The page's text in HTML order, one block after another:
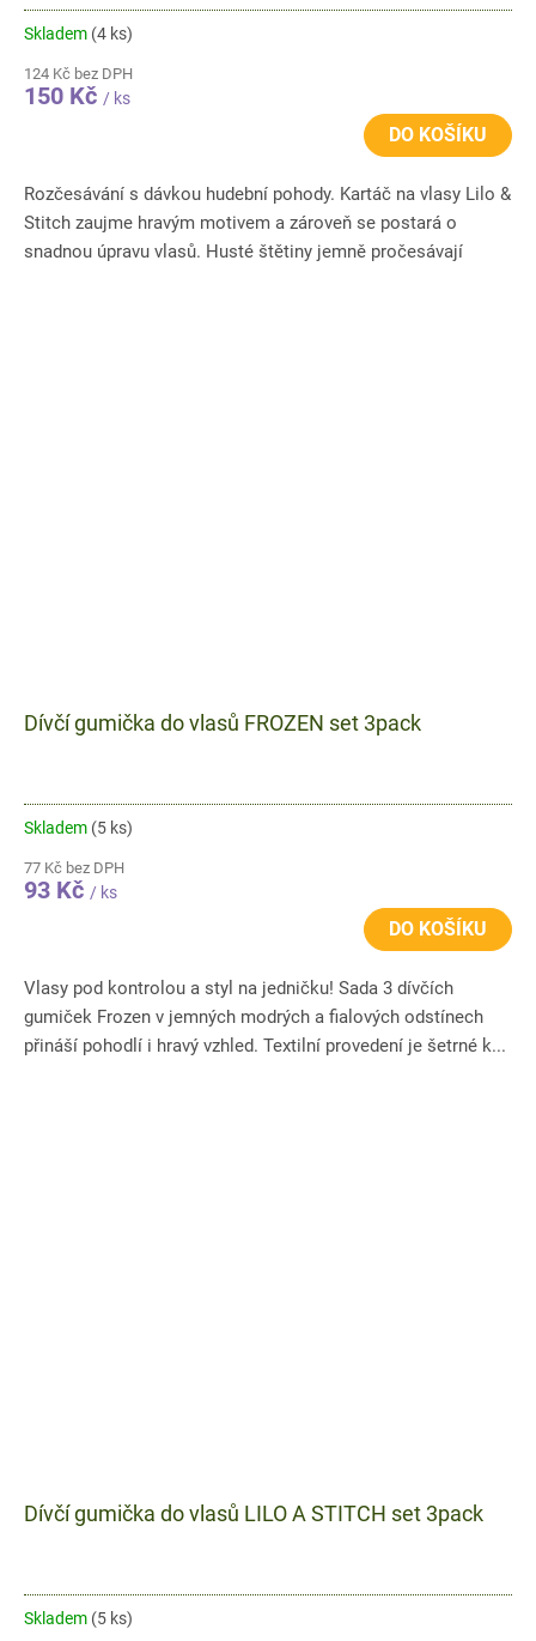
Skladem (4 ks)
124 Kč bez DPH
150 Kč / ks
DO KOŠÍKU
Rozčesávání s dávkou hudební pohody. Kartáč na vlasy Lilo &
Stitch zaujme hravým motivem a zároveň se postará o
snadnou úpravu vlasů. Husté štětiny jemně pročesávají
Dívčí gumička do vlasů FROZEN set 3pack
Skladem (5 ks)
77 Kč bez DPH
93 Kč / ks
DO KOŠÍKU
Vlasy pod kontrolou a styl na jedničku! Sada 3 dívčích
gumiček Frozen v jemných modrých a fialových odstínech
přináší pohodlí i hravý vzhled. Textilní provedení je šetrné k...
Dívčí gumička do vlasů LILO A STITCH set 3pack
Skladem (5 ks)